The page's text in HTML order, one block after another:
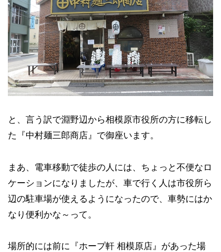
と、言う訳で淵野辺から相模原市役所の方に移転し
た『中村麺三郎商店』で御座います。
まあ、電車移動で徒歩の人には、ちょっと不便なロ
ケーションになりましたが、車で行く人は市役所ら
辺の駐車場が使えるようになったので、車勢にはか
なり便利かな～って。
場所的には前に『ホープ軒 相模原店』があった場